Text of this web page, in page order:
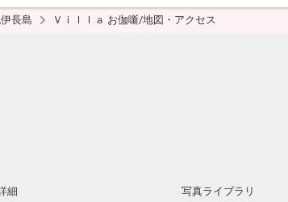
長島 Ｖｉｌｌａ お伽噺/地図・アクセス
細 写真ライブラリ